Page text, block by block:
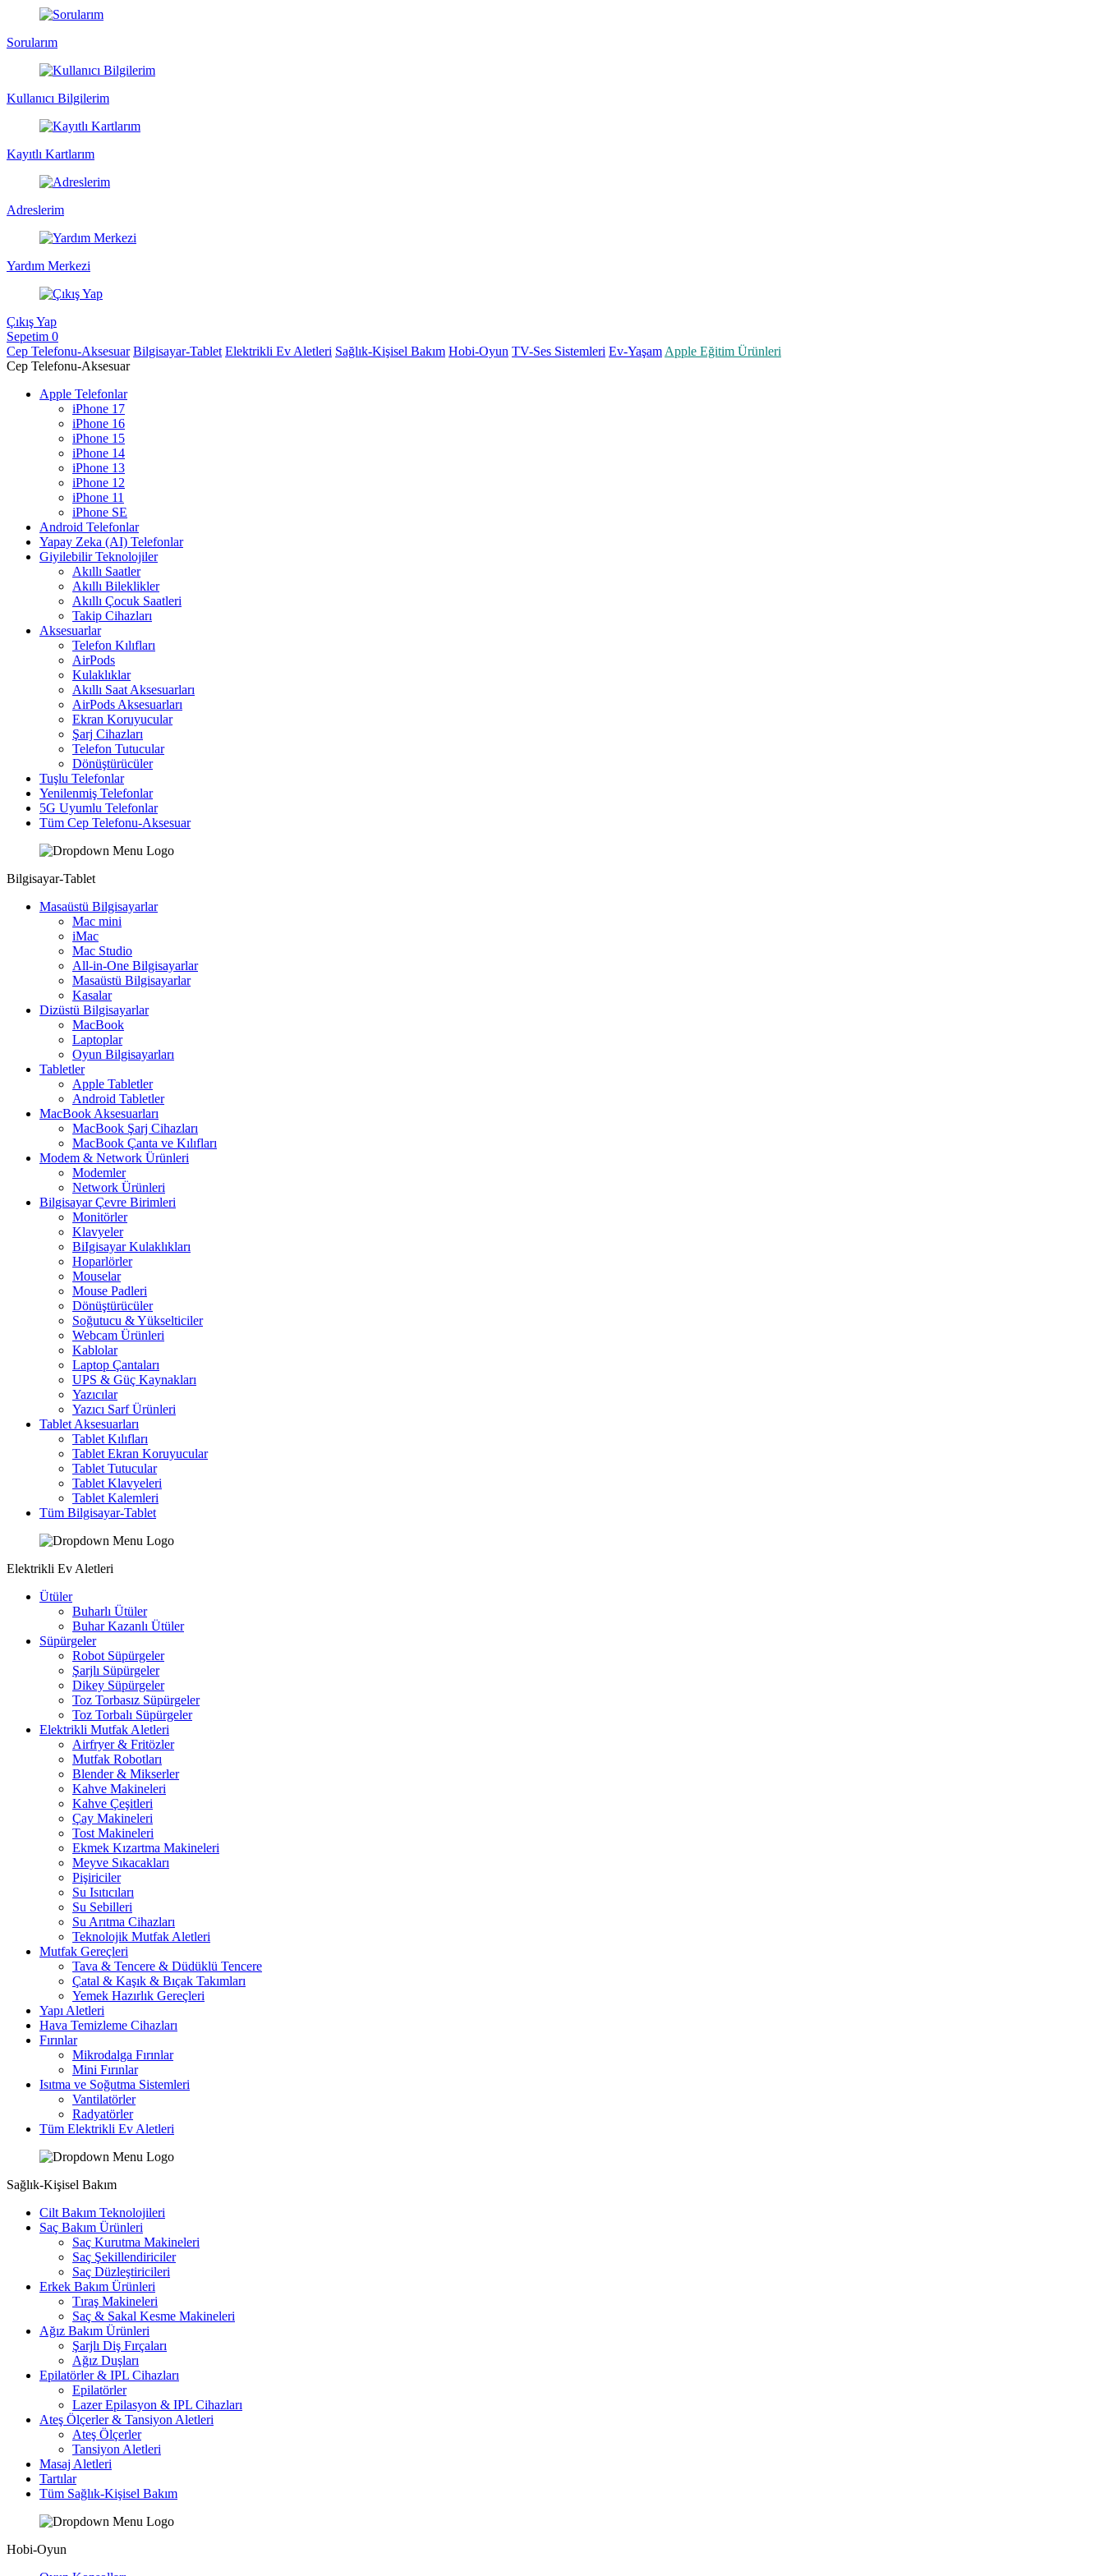
Sorularım
Kullanıcı Bilgilerim
Kayıtlı Kartlarım
Adreslerim
Yardım Merkezi
Çıkış Yap
Sepetim 0
Cep Telefonu-Aksesuar Bilgisayar-Tablet Elektrikli Ev Aletleri Sağlık-Kişisel Bakım Hobi-Oyun TV-Ses Sistemleri Ev-Yaşam Apple Eğitim Ürünleri
Cep Telefonu-Aksesuar
Apple Telefonlar
iPhone 17
iPhone 16
iPhone 15
iPhone 14
iPhone 13
iPhone 12
iPhone 11
iPhone SE
Android Telefonlar
Yapay Zeka (AI) Telefonlar
Giyilebilir Teknolojiler
Akıllı Saatler
Akıllı Bileklikler
Akıllı Çocuk Saatleri
Takip Cihazları
Aksesuarlar
Telefon Kılıfları
AirPods
Kulaklıklar
Akıllı Saat Aksesuarları
AirPods Aksesuarları
Ekran Koruyucular
Şarj Cihazları
Telefon Tutucular
Dönüştürücüler
Tuşlu Telefonlar
Yenilenmiş Telefonlar
5G Uyumlu Telefonlar
Tüm Cep Telefonu-Aksesuar
Bilgisayar-Tablet
Masaüstü Bilgisayarlar
Mac mini
iMac
Mac Studio
All-in-One Bilgisayarlar
Masaüstü Bilgisayarlar
Kasalar
Dizüstü Bilgisayarlar
MacBook
Laptoplar
Oyun Bilgisayarları
Tabletler
Apple Tabletler
Android Tabletler
MacBook Aksesuarları
MacBook Şarj Cihazları
MacBook Çanta ve Kılıfları
Modem & Network Ürünleri
Modemler
Network Ürünleri
Bilgisayar Çevre Birimleri
Monitörler
Klavyeler
BiIgisayar Kulaklıkları
Hoparlörler
Mouselar
Mouse Padleri
Dönüştürücüler
Soğutucu & Yükselticiler
Webcam Ürünleri
Kablolar
Laptop Çantaları
UPS & Güç Kaynakları
Yazıcılar
Yazıcı Sarf Ürünleri
Tablet Aksesuarları
Tablet Kılıfları
Tablet Ekran Koruyucular
Tablet Tutucular
Tablet Klavyeleri
Tablet Kalemleri
Tüm Bilgisayar-Tablet
Elektrikli Ev Aletleri
Ütüler
Buharlı Ütüler
Buhar Kazanlı Ütüler
Süpürgeler
Robot Süpürgeler
Şarjlı Süpürgeler
Dikey Süpürgeler
Toz Torbasız Süpürgeler
Toz Torbalı Süpürgeler
Elektrikli Mutfak Aletleri
Airfryer & Fritözler
Mutfak Robotları
Blender & Mikserler
Kahve Makineleri
Kahve Çeşitleri
Çay Makineleri
Tost Makineleri
Ekmek Kızartma Makineleri
Meyve Sıkacakları
Pişiriciler
Su Isıtıcıları
Su Sebilleri
Su Arıtma Cihazları
Teknolojik Mutfak Aletleri
Mutfak Gereçleri
Tava & Tencere & Düdüklü Tencere
Çatal & Kaşık & Bıçak Takımları
Yemek Hazırlık Gereçleri
Yapı Aletleri
Hava Temizleme Cihazları
Fırınlar
Mikrodalga Fırınlar
Mini Fırınlar
Isıtma ve Soğutma Sistemleri
Vantilatörler
Radyatörler
Tüm Elektrikli Ev Aletleri
Sağlık-Kişisel Bakım
Cilt Bakım Teknolojileri
Saç Bakım Ürünleri
Saç Kurutma Makineleri
Saç Şekillendiriciler
Saç Düzleştiricileri
Erkek Bakım Ürünleri
Tıraş Makineleri
Saç & Sakal Kesme Makineleri
Ağız Bakım Ürünleri
Şarjlı Diş Fırçaları
Ağız Duşları
Epilatörler & IPL Cihazları
Epilatörler
Lazer Epilasyon & IPL Cihazları
Ateş Ölçerler & Tansiyon Aletleri
Ateş Ölçerler
Tansiyon Aletleri
Masaj Aletleri
Tartılar
Tüm Sağlık-Kişisel Bakım
Hobi-Oyun